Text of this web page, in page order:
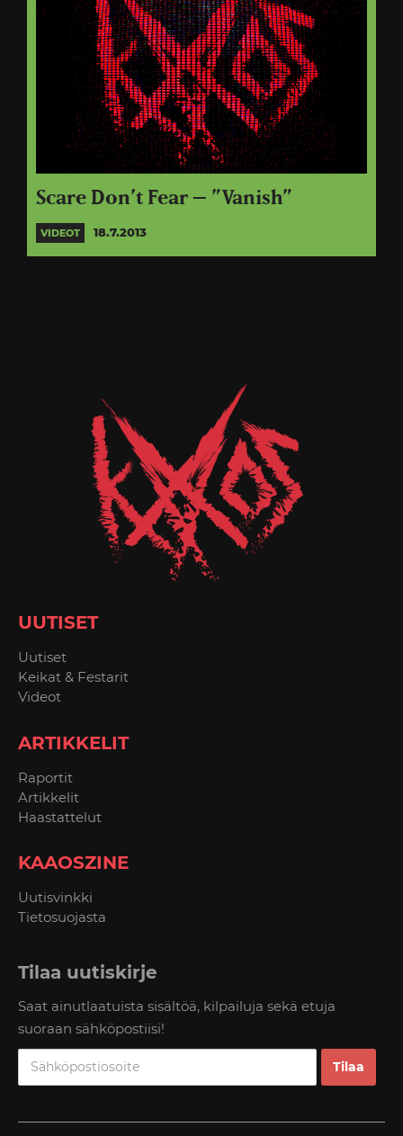
Scare Don’t Fear – ”Vanish”
VIDEOT 18.7.2013
UUTISET
Uutiset
Keikat & Festarit
Videot
ARTIKKELIT
Raportit
Artikkelit
Haastattelut
KAAOSZINE
Uutisvinkki
Tietosuojasta
Tilaa uutiskirje
Saat ainutlaatuista sisältöä, kilpailuja sekä etuja
suoraan sähköpostiisi!